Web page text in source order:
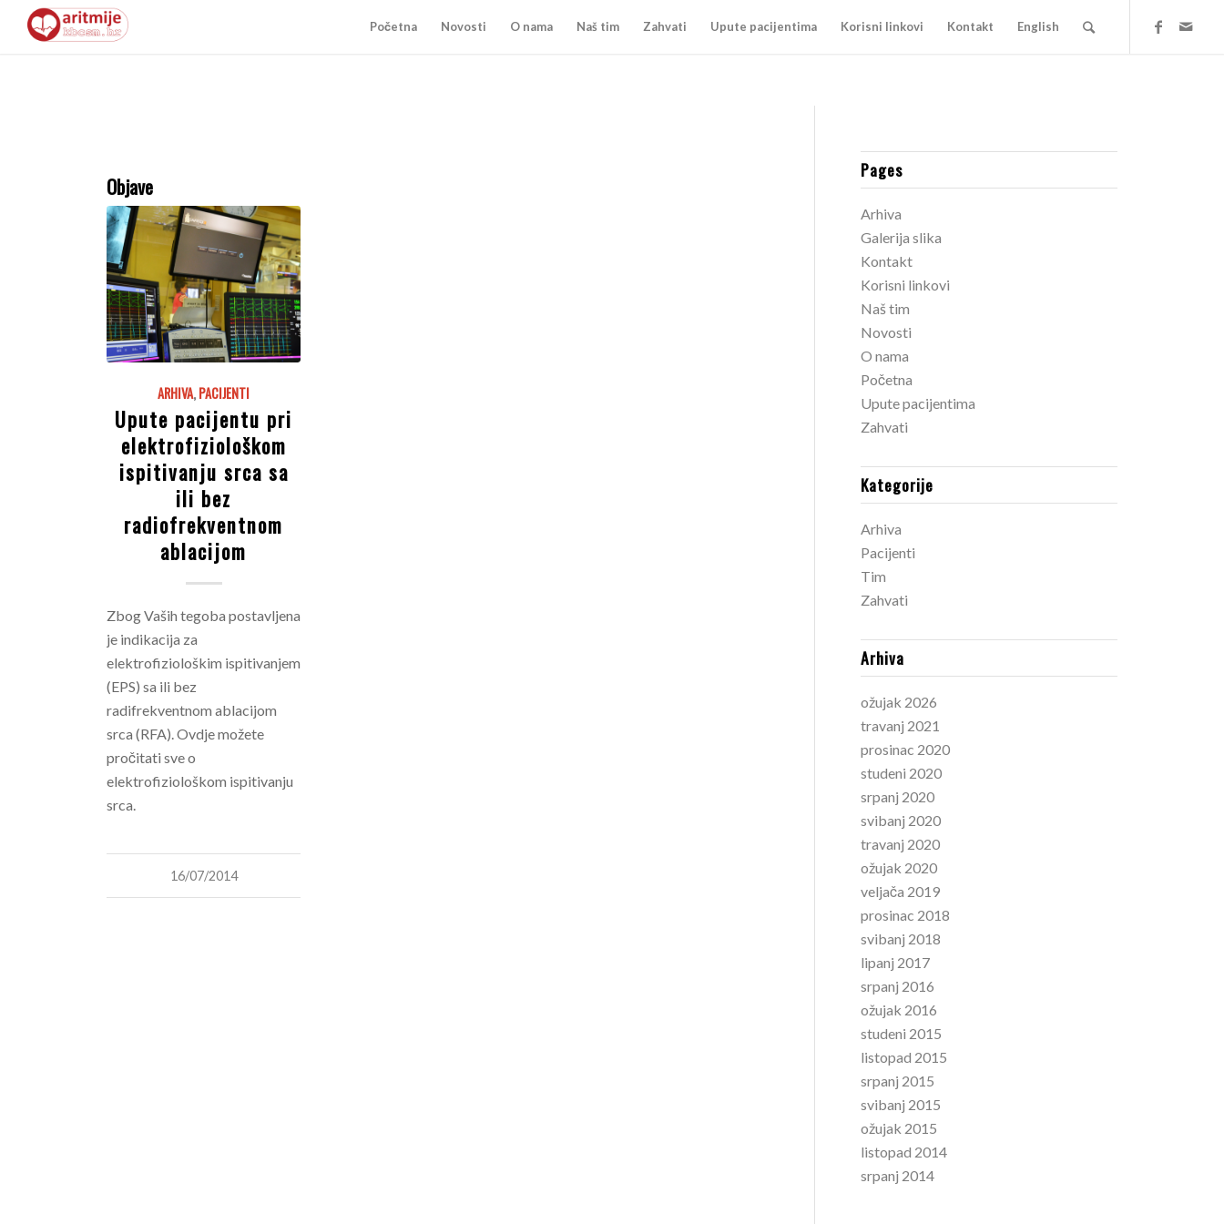
Početna Novosti O nama Naš tim Zahvati Upute pacijentima Korisni linkovi Kontakt English
Objave
ARHIVA,PACIJENTI
Upute pacijentu pri
elektrofiziološkom
ispitivanju srca sa
ili bez
radiofrekventnom
ablacijom
Zbog Vaših tegoba postavljena
je indikacija za
elektrofiziološkim ispitivanjem
(EPS) sa ili bez
radifrekventnom ablacijom
srca (RFA). Ovdje možete
pročitati sve o
elektrofiziološkom ispitivanju
srca.
16/07/2014
Pages
Arhiva
Galerija slika
Kontakt
Korisni linkovi
Naš tim
Novosti
O nama
Početna
Upute pacijentima
Zahvati
Kategorije
Arhiva
Pacijenti
Tim
Zahvati
Arhiva
ožujak 2026
travanj 2021
prosinac 2020
studeni 2020
srpanj 2020
svibanj 2020
travanj 2020
ožujak 2020
veljača 2019
prosinac 2018
svibanj 2018
lipanj 2017
srpanj 2016
ožujak 2016
studeni 2015
listopad 2015
srpanj 2015
svibanj 2015
ožujak 2015
listopad 2014
srpanj 2014